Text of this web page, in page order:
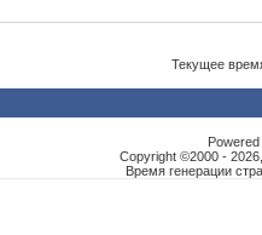
Текущее
Copyright ©2000 -
Время генерации